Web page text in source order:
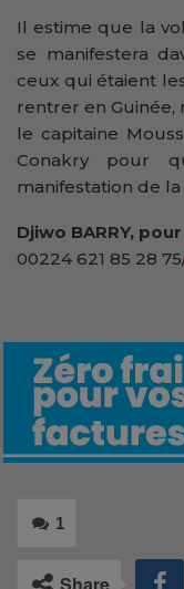
Il estime que la
se manifestera
ceux qui étaient
rentrer en
le capitaine
Conakry pour
manifestation de la
Djiwo BARRY,
00224 621 85 28
1